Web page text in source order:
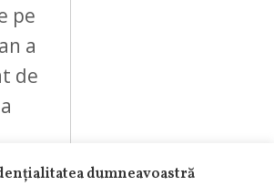
pe
a
de
dumneavoastră